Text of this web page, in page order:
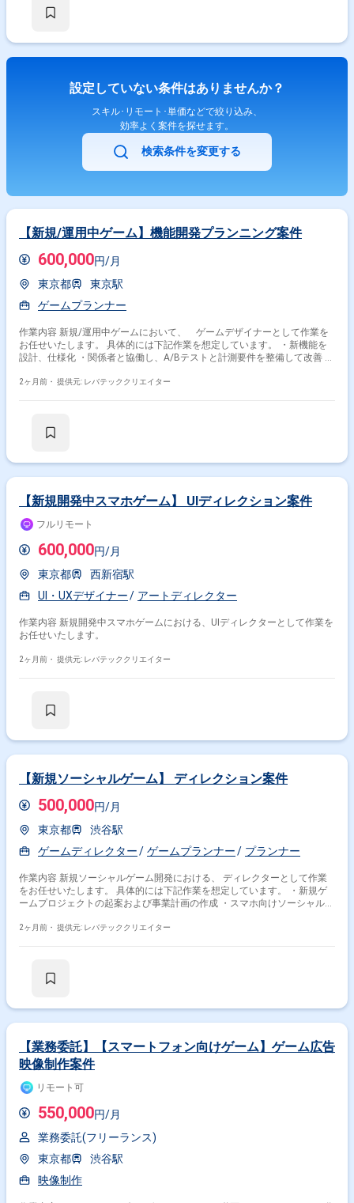
設定していない条件はありませんか？
スキル･リモート･単価などで絞り込み、
効率よく案件を探せます。
検索条件を変更する
【新規/運用中ゲーム】機能開発プランニング案件
600,000円/月
東京都
東京駅
ゲームプランナー
作業内容 新規/運用中ゲームにおいて、 ゲームデザイナーとして作業を
お任せいたします。 具体的には下記作業を想定しています。 ・新機能を
設計、仕様化 ・関係者と協働し、A/Bテストと計測要件を整備して改善 ・
率を分析し、バランスの最適化
2ヶ月前・ 提供元: レバテッククリエイター
【新規開発中スマホゲーム】 UIディレクション案件
フルリモート
600,000円/月
東京都
西新宿駅
UI・UXデザイナー
アートディレクター
作業内容 新規開発中スマホゲームにおける、UIディレクターとして作業を
お任せいたします。
2ヶ月前・ 提供元: レバテッククリエイター
【新規ソーシャルゲーム】 ディレクション案件
500,000円/月
東京都
渋谷駅
ゲームディレクター
ゲームプランナー プランナー
作業内容 新規ソーシャルゲーム開発における、 ディレクターとして作業
をお任せいたします。 具体的には下記作業を想定しています。 ・新規ゲ
ームプロジェクトの起案および事業計画の作成 ・スマホ向けソーシャルゲ
進捗、品質、予算管理 ・社内外ステークホルダーとの調整提案
2ヶ月前・ 提供元: レバテッククリエイター
【業務委託】【スマートフォン向けゲーム】ゲーム広告
映像制作案件
リモート可
550,000円/月
業務委託(フリーランス)
東京都
渋谷駅
映像制作